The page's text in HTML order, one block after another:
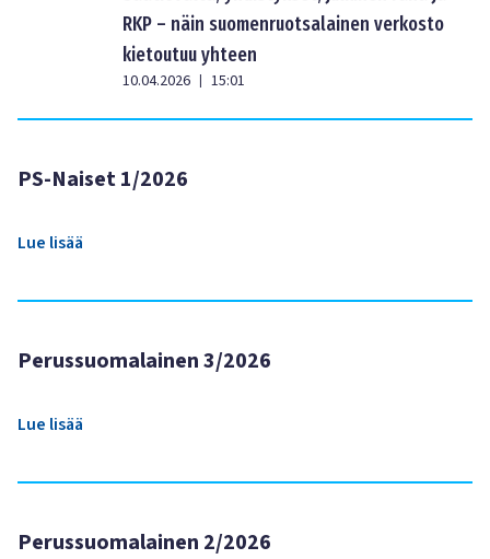
RKP – näin suomenruotsalainen verkosto
kietoutuu yhteen
10.04.2026 | 15:01
PS-Naiset 1/2026
Lue lisää
Perussuomalainen 3/2026
Lue lisää
Perussuomalainen 2/2026